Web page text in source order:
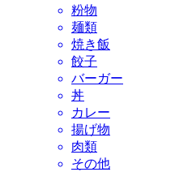
粉物
麺類
焼き飯
餃子
バーガー
丼
カレー
揚げ物
肉類
その他